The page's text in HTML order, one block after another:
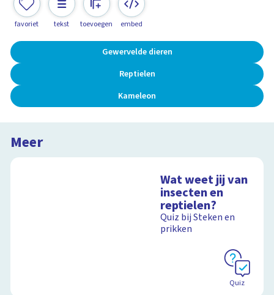
favoriet tekst toevoegen embed
Gewervelde dieren
Reptielen
Kameleon
Meer
Wat weet jij van
insecten en
reptielen?
Quiz bij Steken en
prikken
Quiz